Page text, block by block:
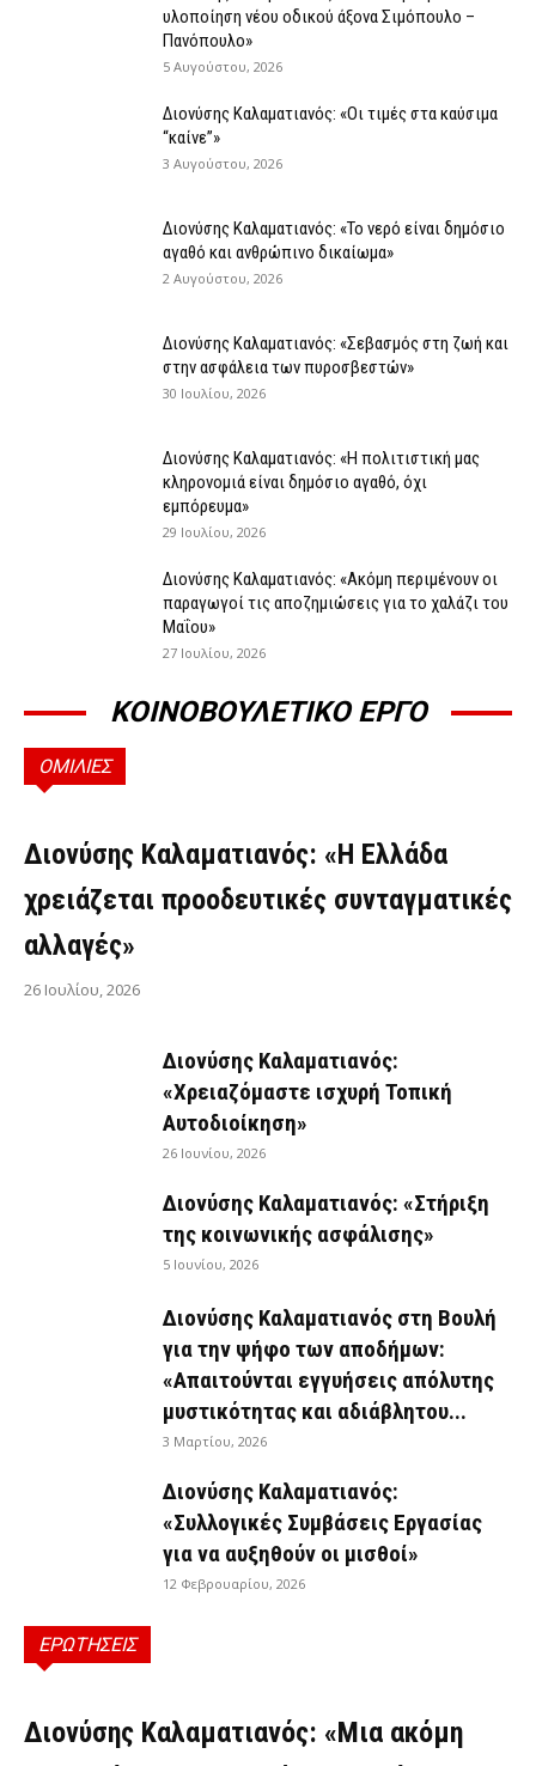
υλοποίηση νέου οδικού άξονα Σιμόπουλο –
Πανόπουλο»
5 Αυγούστου, 2026
Διονύσης Καλαματιανός: «Οι τιμές στα καύσιμα
“καίνε”»
3 Αυγούστου, 2026
Διονύσης Καλαματιανός: «Το νερό είναι δημόσιο
αγαθό και ανθρώπινο δικαίωμα»
2 Αυγούστου, 2026
Διονύσης Καλαματιανός: «Σεβασμός στη ζωή και
στην ασφάλεια των πυροσβεστών»
30 Ιουλίου, 2026
Διονύσης Καλαματιανός: «Η πολιτιστική μας
κληρονομιά είναι δημόσιο αγαθό, όχι
εμπόρευμα»
29 Ιουλίου, 2026
Διονύσης Καλαματιανός: «Ακόμη περιμένουν οι
παραγωγοί τις αποζημιώσεις για το χαλάζι του
Μαΐου»
27 Ιουλίου, 2026
ΚΟΙΝΟΒΟΥΛΕΤΙΚΟ ΕΡΓΟ
ΟΜΙΛΙΕΣ
ΟΜΙΛΊΕΣ
Διονύσης Καλαματιανός: «Η Ελλάδα
χρειάζεται προοδευτικές συνταγματικές
αλλαγές»
26 Ιουλίου, 2026
Διονύσης Καλαματιανός:
«Χρειαζόμαστε ισχυρή Τοπική
Αυτοδιοίκηση»
26 Ιουνίου, 2026
Διονύσης Καλαματιανός: «Στήριξη
της κοινωνικής ασφάλισης»
5 Ιουνίου, 2026
Διονύσης Καλαματιανός στη Βουλή
για την ψήφο των αποδήμων:
«Απαιτούνται εγγυήσεις απόλυτης
μυστικότητας και αδιάβλητου...
3 Μαρτίου, 2026
Διονύσης Καλαματιανός:
«Συλλογικές Συμβάσεις Εργασίας
για να αυξηθούν οι μισθοί»
12 Φεβρουαρίου, 2026
ΕΡΩΤΗΣΕΙΣ
ΕΡΩΤΉΣΕΙΣ
Διονύσης Καλαματιανός: «Μια ακόμη